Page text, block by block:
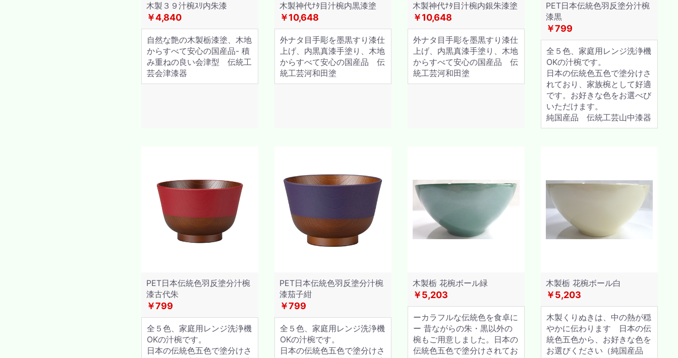
木製３９汁椀ｽﾘ内朱漆
￥4,840
自然な艶の木製栃漆塗、木地
からすべて安心の国産品- 積
み重ねの良い会津型 伝統工
芸会津漆器
木製神代ﾅﾀ目汁椀内黒漆塗
￥10,648
外ナタ目手彫を墨黒すり漆仕
上げ、内黒真漆手塗り、木地
からすべて安心の国産品 伝
統工芸河和田塗
木製神代ﾅﾀ目汁椀内銀朱漆塗
￥10,648
外ナタ目手彫を墨黒すり漆仕
上げ、内黒真漆手塗り、木地
からすべて安心の国産品 伝
統工芸河和田塗
PET日本伝統色羽反塗分汁椀
漆黒
￥799
全５色、家庭用レンジ洗浄機
OKの汁椀です。
日本の伝統色五色で塗分けさ
れており、家族椀として好適
です。お好きな色をお選べび
いただけます。
純国産品 伝統工芸山中漆器
PET日本伝統色羽反塗分汁椀
漆古代朱
￥799
全５色、家庭用レンジ洗浄機
OKの汁椀です。
日本の伝統色五色で塗分けさ
PET日本伝統色羽反塗分汁椀
漆茄子紺
￥799
全５色、家庭用レンジ洗浄機
OKの汁椀です。
日本の伝統色五色で塗分けさ
木製栃 花椀ボール緑
￥5,203
ーカラフルな伝統色を食卓に
ー 昔ながらの朱・黒以外の
椀もご用意しました。日本の
伝統色五色で塗分けされてお
木製栃 花椀ボール白
￥5,203
木製くりぬきは、中の熱が穏
やかに伝わります 日本の伝
統色五色から、お好きな色を
お選びください（純国産品